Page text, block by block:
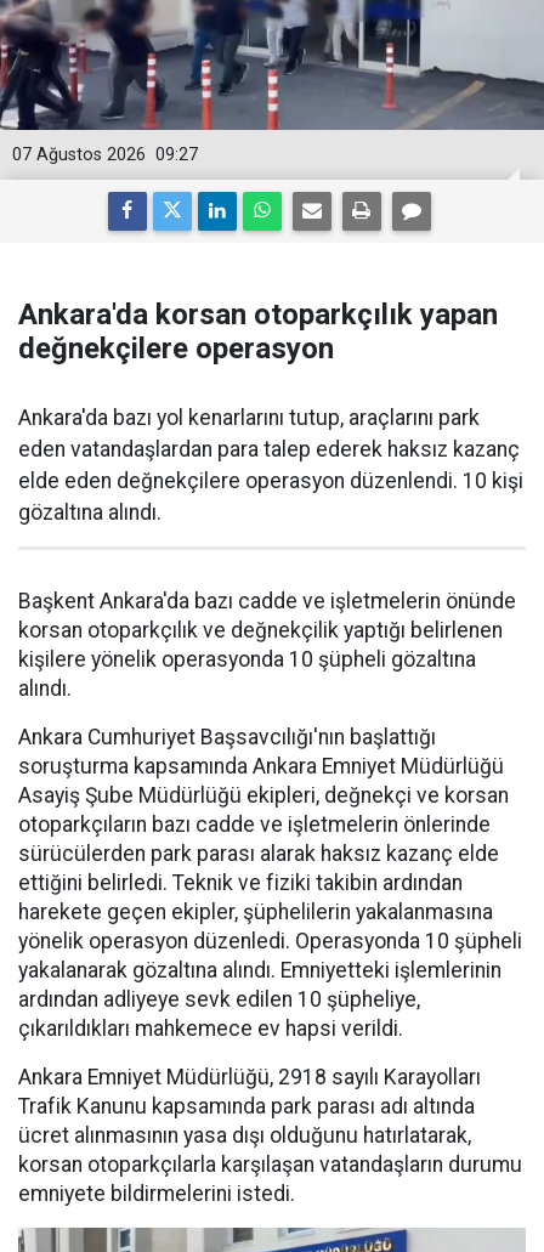
09:27
07 Ağustos 2026
Ankara'da korsan otoparkçılık yapan
değnekçilere operasyon
Ankara'da bazı yol kenarlarını tutup, araçlarını park
eden vatandaşlardan para talep ederek haksız kazanç
elde eden değnekçilere operasyon düzenlendi. 10 kişi
gözaltına alındı.
Başkent Ankara'da bazı cadde ve işletmelerin önünde
korsan otoparkçılık ve değnekçilik yaptığı belirlenen
kişilere yönelik operasyonda 10 şüpheli gözaltına
alındı.
Ankara Cumhuriyet Başsavcılığı'nın başlattığı
soruşturma kapsamında Ankara Emniyet Müdürlüğü
Asayiş Şube Müdürlüğü ekipleri, değnekçi ve korsan
otoparkçıların bazı cadde ve işletmelerin önlerinde
sürücülerden park parası alarak haksız kazanç elde
ettiğini belirledi. Teknik ve fiziki takibin ardından
harekete geçen ekipler, şüphelilerin yakalanmasına
yönelik operasyon düzenledi. Operasyonda 10 şüpheli
yakalanarak gözaltına alındı. Emniyetteki işlemlerinin
ardından adliyeye sevk edilen 10 şüpheliye,
çıkarıldıkları mahkemece ev hapsi verildi.
Ankara Emniyet Müdürlüğü, 2918 sayılı Karayolları
Trafik Kanunu kapsamında park parası adı altında
ücret alınmasının yasa dışı olduğunu hatırlatarak,
korsan otoparkçılarla karşılaşan vatandaşların durumu
emniyete bildirmelerini istedi.